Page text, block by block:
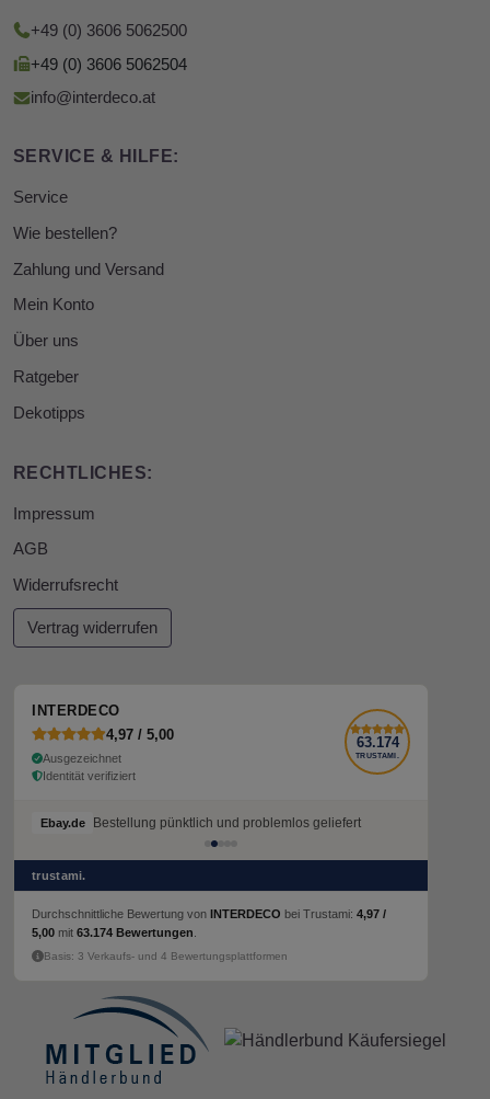
+49 (0) 3606 5062500
+49 (0) 3606 5062504
info@interdeco.at
SERVICE & HILFE:
Service
Wie bestellen?
Zahlung und Versand
Mein Konto
Über uns
Ratgeber
Dekotipps
RECHTLICHES:
Impressum
AGB
Widerrufsrecht
Vertrag widerrufen
INTERDECO
4,97 / 5,00
Ausgezeichnet
Identität verifiziert
63.174
TRUSTAMI.
Ebay.de Bestellung pünktlich und problemlos geliefert
trustami.
Durchschnittliche Bewertung von INTERDECO bei Trustami: 4,97 /
5,00 mit 63.174 Bewertungen
Basis: 3 Verkaufs- und 4 Bewertungsplattformen